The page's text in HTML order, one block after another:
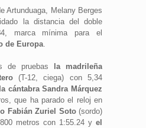
Artunduaga, Melany Berges
la distancia del doble
marca mínima para el
de Europa
de pruebas
la madrileña
(T-12, ciega) con 5,34
la cántabra Sandra Márquez
que ha parado el reloj en
Fabián Zuriel Soto(sordo)
metros con 1:55.24 y el